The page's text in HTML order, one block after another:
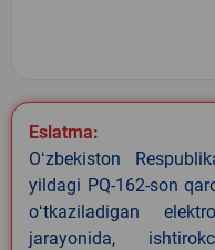
Eslatma:
Oʻzbekiston
yildagi PQ-162-son
oʻtkaziladigan
jarayonida,